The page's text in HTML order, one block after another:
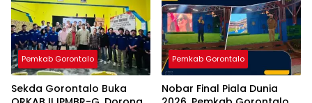
Pemkab Gorontalo
Sekda Gorontalo Buka
Pemkab Gorontalo
Nobar Final Piala Dunia